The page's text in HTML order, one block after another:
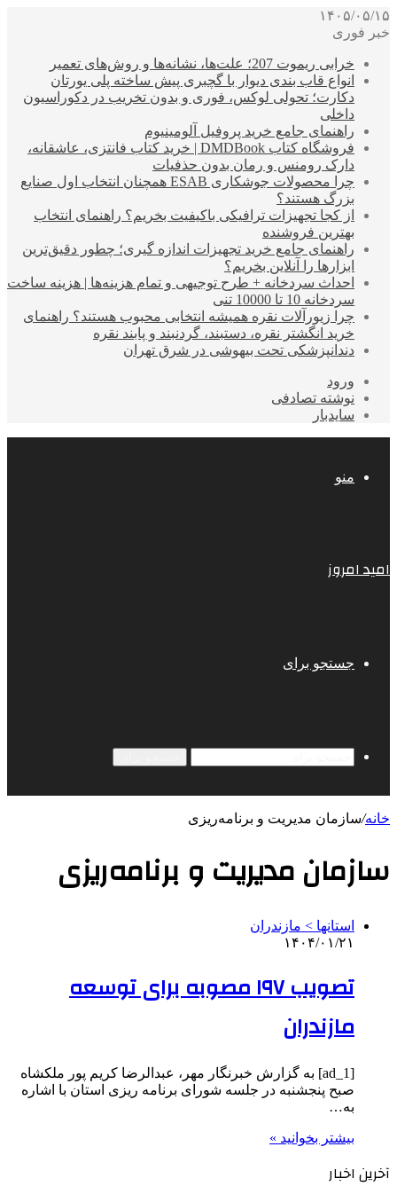
۱۴۰۵/۰۵/۱۵
خبر فوری
خرابی ریموت 207؛ علت‌ها، نشانه‌ها و روش‌های تعمیر
انواع قاب بندی دیوار با گچبری پیش ساخته پلی یورتان
دکارت؛ تحولی لوکس، فوری و بدون تخریب در دکوراسیون
داخلی
راهنمای جامع خرید پروفیل آلومینیوم
فروشگاه کتاب DMDBook | خرید کتاب فانتزی، عاشقانه،
دارک رومنس و رمان بدون حذفیات
چرا محصولات جوشکاری ESAB همچنان انتخاب اول صنایع
بزرگ هستند؟
از کجا تجهیزات ترافیکی باکیفیت بخریم؟ راهنمای انتخاب
بهترین فروشنده
راهنمای جامع خرید تجهیزات اندازه گیری؛ چطور دقیق‌ترین
ابزارها را آنلاین بخریم؟
احداث سردخانه + طرح توجیهی و تمام هزینه‌ها | هزینه ساخت
سردخانه 10 تا 10000 تنی
چرا زیورآلات نقره همیشه انتخابی محبوب هستند؟ راهنمای
خرید انگشتر نقره، دستبند، گردنبند و پابند نقره
دندانپزشکی تحت بیهوشی در شرق تهران
ورود
نوشته تصادفی
سایدبار
منو
امید امروز
جستجو برای
خانه/سازمان مدیریت و برنامه‌ریزی
سازمان مدیریت و برنامه‌ریزی
استانها > مازندران
۱۴۰۴/۰۱/۲۱
تصویب ۱۹۷ مصوبه برای توسعه
مازندران
[ad_1] به گزارش خبرنگار مهر، عبدالرضا کریم پور ملکشاه
صبح پنجشنبه در جلسه شورای برنامه ریزی استان با اشاره
به…
بیشتر بخوانید »
آخرین اخبار